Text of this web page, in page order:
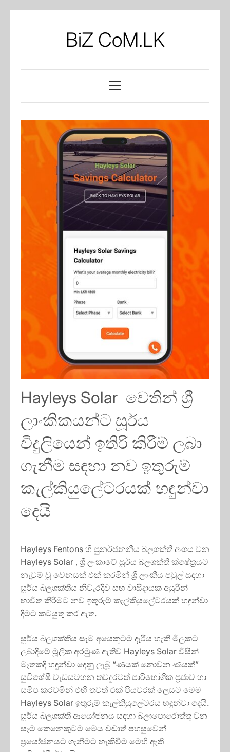
BiZ CoM.LK
Menu
Hayleys Solar වෙතින් ශ්‍රී
ලාංකිකයන්ට සූර්ය
විදුලියෙන් ඉතිරි කිරීම් ලබා
ගැනීම සඳහා නව ඉතුරුම්
කැල්කියුලේටරයක් හඳුන්වා
දෙයි
Hayleys Fentons හි පුනර්ජනනීය බලශක්ති අංශය වන
Hayleys Solar , ශ්‍රී ලංකාවේ සූර්ය බලශක්ති ක්ෂේත්‍රයට
නැවුම් වූ වෙනසක් එක් කරමින් ශ්‍රී ලාංකීය පවුල් සඳහා
සූර්ය බලශක්තිය නිවැරදිව සහ වාසිදායක අයුරින්
භාවිත කිරීමට නව ඉතුරුම් කැල්කියුලේටරයක් හඳුන්වා
දීමට කටයුතු කර ඇත.
සූර්ය බලශක්තිය සෑම අයෙකුටම දැරිය හැකි මිලකට
ලබාදීමේ මූලික අරමුණ ඇතිව Hayleys Solar විසින්
මෑතකදී හඳුන්වා දෙනු ලැබූ “ණයක් නොවන ණයක්”
සුවිශේෂී වැඩසටහන තවදුරටත් පාරිභෝගික ප්‍රජාව හා
සමීප කරවමින් එහි තවත් එක් පියවරක් ලෙසට මෙම
Hayleys Solar ඉතුරුම් කැල්කියුලේටරය හඳුන්වා දෙයි.
සූර්ය බලශක්ති ආයෝජනය සඳහා බලාපොරොත්තු වන
සෑම කෙනෙකුටම මෙය වඩාත් පහසුවෙන්
ප්‍රයෝජනයට ගැනීමට හැකිවීම මෙහි ඇති